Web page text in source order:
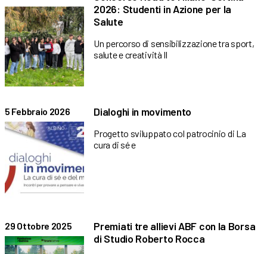
2026: Studenti in Azione per la
Salute
Un percorso di sensibilizzazione tra sport,
salute e creatività Il
5 Febbraio 2026 Dialoghi in movimento
Progetto sviluppato col patrocinio di La
cura di sé e
29 Ottobre 2025
Premiati tre allievi ABF con la Borsa
di Studio Roberto Rocca